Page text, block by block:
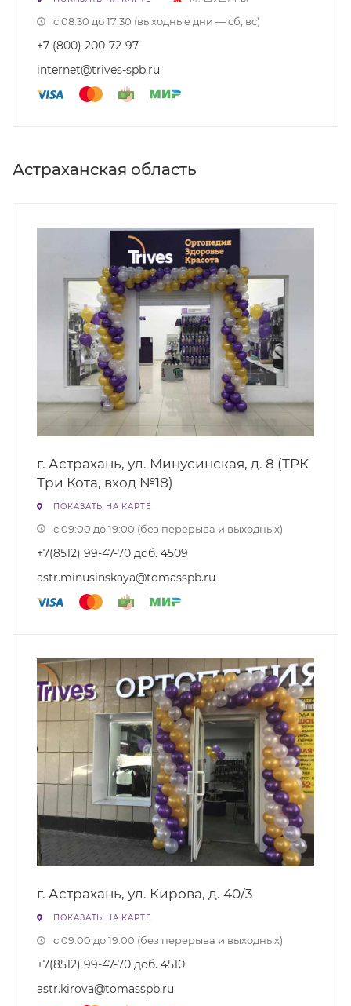
с 08:30 до 17:30 (выходные дни — сб, вс)
+7 (800) 200-72-97
internet@trives-spb.ru
Астраханская область
г. Астрахань, ул. Минусинская, д. 8 (ТРК
Три Кота, вход №18)
ПОКАЗАТЬ НА КАРТЕ
с 09:00 до 19:00 (без перерыва и выходных)
+7(8512) 99-47-70 доб. 4509
astr.minusinskaya@tomasspb.ru
г. Астрахань, ул. Кирова, д. 40/3
ПОКАЗАТЬ НА КАРТЕ
с 09:00 до 19:00 (без перерыва и выходных)
+7(8512) 99-47-70 доб. 4510
astr.kirova@tomasspb.ru